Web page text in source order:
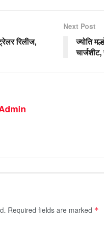
रिलीज,
Next Post
ज्योति
Required fields are marked *